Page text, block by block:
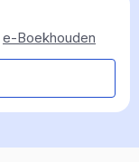
e-Boekhouden